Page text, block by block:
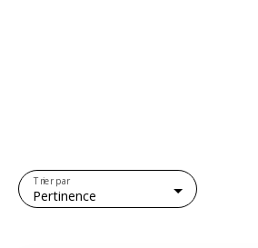
Pertinence
Trier par